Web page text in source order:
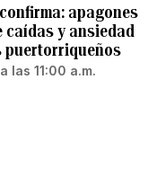
apagones
caídas y ansiedad
puertorriqueños
las 11:00 a.m.